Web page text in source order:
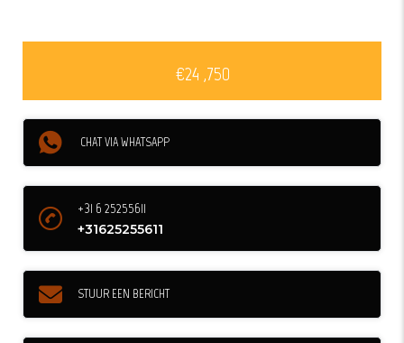
€24 ,750
CHAT VIA WHATSAPP
+31 6 25255611
+31625255611
STUUR EEN BERICHT